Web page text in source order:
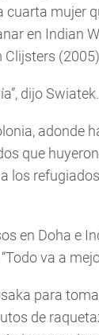
cuarta mujer
en Indian
dijo Swiatek.
adonde
que
los
en Doha e
va a
para
de